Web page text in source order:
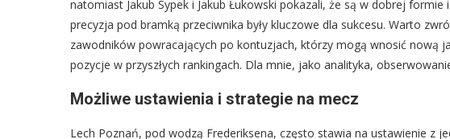
natomiast Jakub Sypek i Jakub Łukowski pokazali, że są w dobrej
precyzja pod bramką przeciwnika były kluczowe dla sukcesu. Warto
zawodników powracających po kontuzjach, którzy mogą wnosić nową
pozycje w przyszłych rankingach. Dla mnie, jako analityka,
Możliwe ustawienia i strategie na mecz
Lech Poznań, pod wodzą Frederiksena, często stawia na ustawienie z